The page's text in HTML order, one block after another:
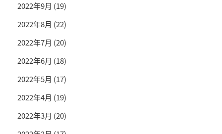
2022年9月 (19)
2022年8月 (22)
2022年7月 (20)
2022年6月 (18)
2022年5月 (17)
2022年4月 (19)
2022年3月 (20)